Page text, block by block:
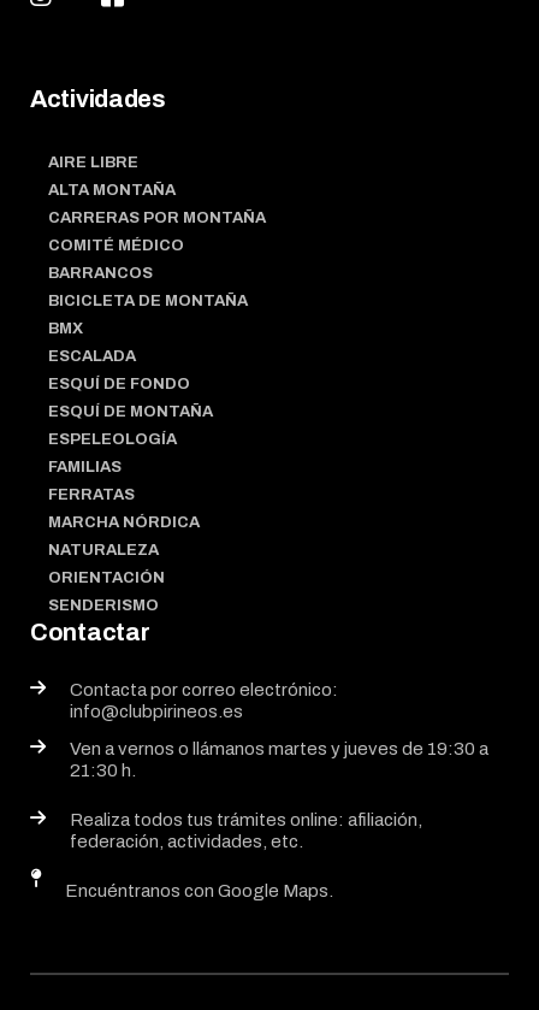
Actividades
AIRE LIBRE
ALTA MONTAÑA
CARRERAS POR MONTAÑA
COMITÉ MÉDICO
BARRANCOS
BICICLETA DE MONTAÑA
BMX
ESCALADA
ESQUÍ DE FONDO
ESQUÍ DE MONTAÑA
ESPELEOLOGÍA
FAMILIAS
FERRATAS
MARCHA NÓRDICA
NATURALEZA
ORIENTACIÓN
SENDERISMO
Contactar
Contacta por correo electrónico:
info@clubpirineos.es
Ven a vernos o llámanos martes y jueves de 19:30 a
21:30 h.
Realiza todos tus trámites online: afiliación,
federación, actividades, etc.
Encuéntranos con Google Maps.